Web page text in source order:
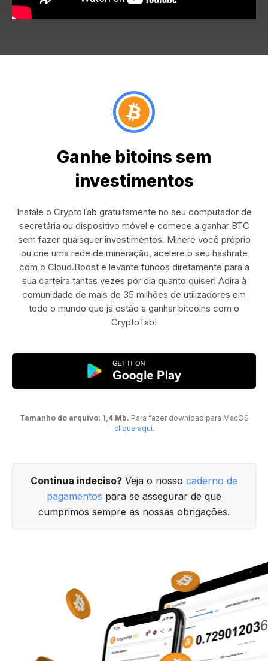
Ganhe bitoins sem
investimentos
Instale o CryptoTab gratuitamente no seu computador de
secretária ou dispositivo móvel e comece a ganhar BTC
sem fazer quaisquer investimentos. Minere você próprio
ou crie uma rede de mineração, acelere o seu hashrate
com o Cloud.Boost e levante fundos diretamente para a
sua carteira tantas vezes por dia quanto quiser! Adira à
comunidade de mais de 35 milhões de utilizadores em
todo o mundo que já estão a ganhar bitcoins com o
CryptoTab!
Tamanho do arquivo: 1,4 Mb. Para fazer download para MacOS
clique aqui.
Continua indeciso? Veja o nosso caderno de
pagamentos para se assegurar de que
cumprimos sempre as nossas obrigações.